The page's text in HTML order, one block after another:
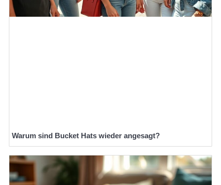
Warum sind Bucket Hats wieder angesagt?